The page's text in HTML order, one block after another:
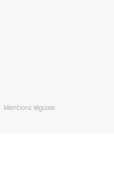
Mentions légales